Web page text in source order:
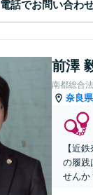
電話でお問い合わ
前澤
南都総合
奈良県
【近
の履践
せんか